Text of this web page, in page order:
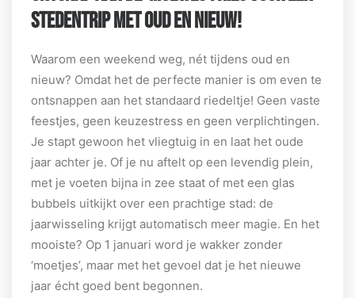
STEDENTRIP MET OUD EN NIEUW!
Waarom een weekend weg, nét tijdens oud en
nieuw? Omdat het de perfecte manier is om even te
ontsnappen aan het standaard riedeltje! Geen vaste
feestjes, geen keuzestress en geen verplichtingen.
Je stapt gewoon het vliegtuig in en laat het oude
jaar achter je. Of je nu aftelt op een levendig plein,
met je voeten bijna in zee staat of met een glas
bubbels uitkijkt over een prachtige stad: de
jaarwisseling krijgt automatisch meer magie. En het
mooiste? Op 1 januari word je wakker zonder
‘moetjes’, maar met het gevoel dat je het nieuwe
jaar écht goed bent begonnen.